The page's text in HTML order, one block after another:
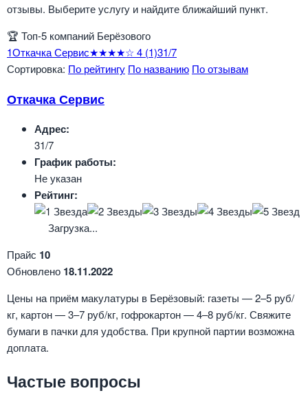
отзывы. Выберите услугу и найдите ближайший пункт.
🏆 Топ-5 компаний Берёзового
1Откачка Сервис★★★★☆ 4 (1)31/7
Сортировка: По рейтингу По названию По отзывам
Откачка Сервис
Адрес:
31/7
График работы:
Не указан
Рейтинг:
Загрузка...
Прайс 10
Обновлено 18.11.2022
Цены на приём макулатуры в Берёзовый: газеты — 2–5 руб/
кг, картон — 3–7 руб/кг, гофрокартон — 4–8 руб/кг. Свяжите
бумаги в пачки для удобства. При крупной партии возможна
доплата.
Частые вопросы